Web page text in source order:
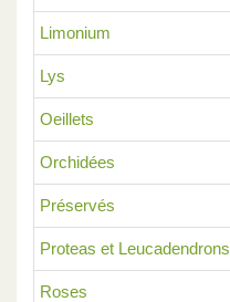
Limonium
Lys
Oeillets
Orchidées
Préservés
Proteas et Leucadendrons
Roses